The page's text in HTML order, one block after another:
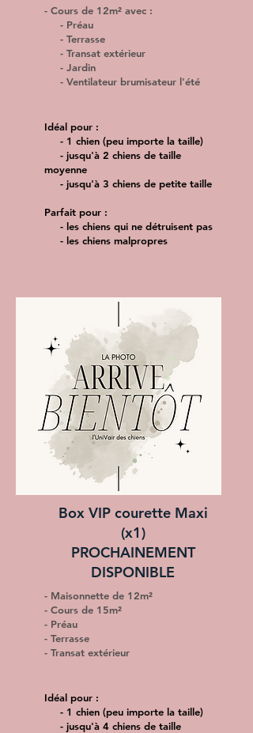
- Cours de 12m² avec :
- Préau
- Terrasse
- Transat extérieur
- Jardin
- Ventilateur brumisateur l'été
Idéal pour :
- 1 chien (peu importe la taille)
- jusqu'à 2 chiens de taille
moyenne
- jusqu'à 3 chiens de petite taille
Parfait pour :
- les chiens qui ne détruisent pas
- les chiens malpropres
Box VIP courette Maxi
(x1)
PROCHAINEMENT
DISPONIBLE
- Maisonnette de 12m²
- Cours de 15m²
- Préau
- Terrasse
- Transat extérieur
Idéal pour :
- 1 chien (peu importe la taille)
- jusqu'à 4 chiens de taille